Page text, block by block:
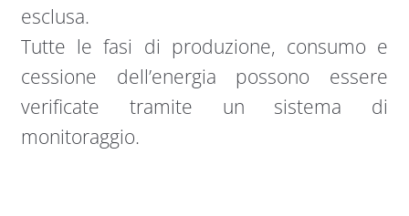
esclusa.
Tutte le fasi di produzione, consumo e
cessione dell’energia possono essere
verificate tramite un sistema di
monitoraggio.